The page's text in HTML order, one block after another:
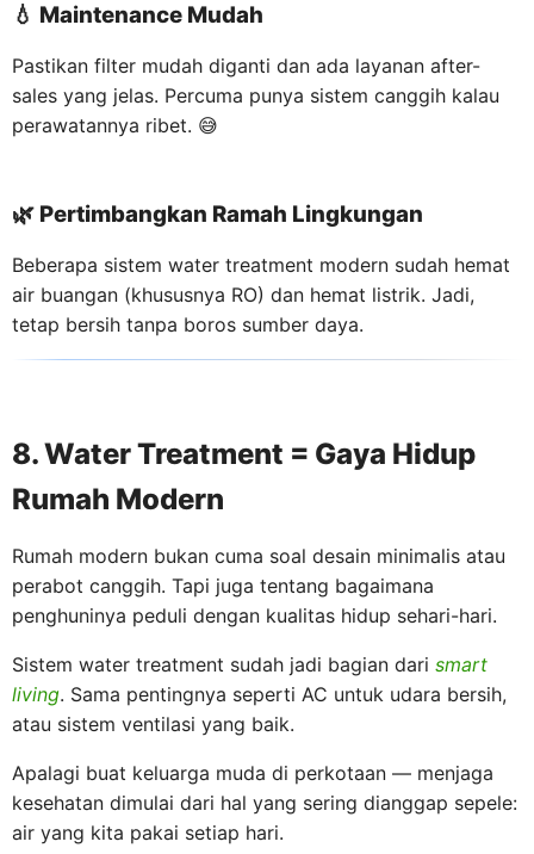
💧 Maintenance Mudah
Pastikan filter mudah diganti dan ada layanan after-
sales yang jelas. Percuma punya sistem canggih kalau
perawatannya ribet. 😅
🌿 Pertimbangkan Ramah Lingkungan
Beberapa sistem water treatment modern sudah hemat
air buangan (khususnya RO) dan hemat listrik. Jadi,
tetap bersih tanpa boros sumber daya.
8. Water Treatment = Gaya Hidup
Rumah Modern
Rumah modern bukan cuma soal desain minimalis atau
perabot canggih. Tapi juga tentang bagaimana
penghuninya peduli dengan kualitas hidup sehari-hari.
Sistem water treatment sudah jadi bagian dari smart
living. Sama pentingnya seperti AC untuk udara bersih,
atau sistem ventilasi yang baik.
Apalagi buat keluarga muda di perkotaan — menjaga
kesehatan dimulai dari hal yang sering dianggap sepele:
air yang kita pakai setiap hari.